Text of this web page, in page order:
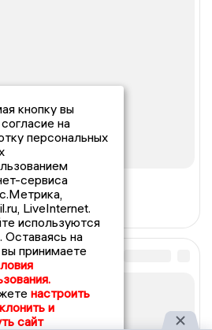
кнопку вы
на
персональных
сервиса
LiveInternet.
используются
Оставаясь на
принимаете
настроить
и
сайт